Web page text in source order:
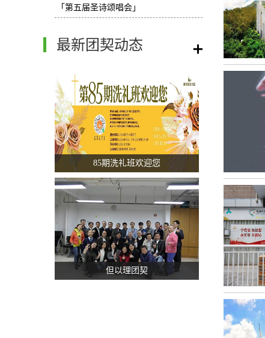
「第五届圣诗颂唱会」
最新团契动态
85期洗礼班欢迎您
但以理团契